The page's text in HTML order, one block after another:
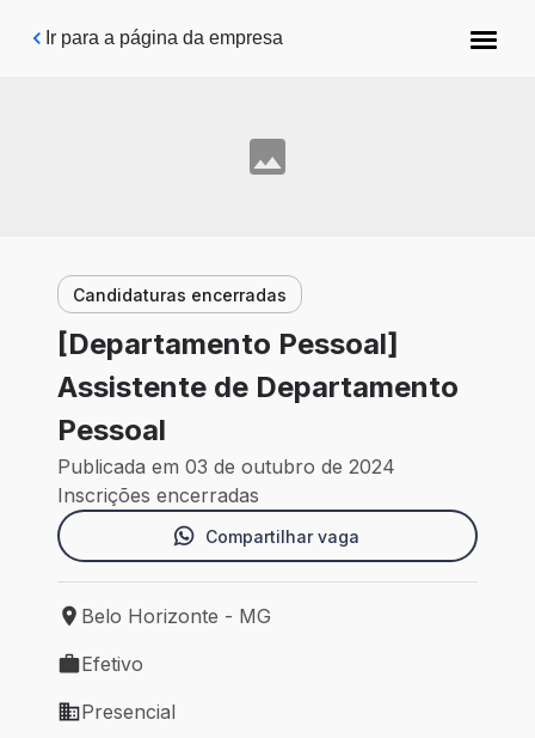
Pular para o conteúdo principal
Ir para a página da empresa
Candidaturas encerradas
[Departamento Pessoal]
Assistente de Departamento
Pessoal
Publicada em 03 de outubro de 2024
Inscrições encerradas
Compartilhar vaga
Local de trabalho: Belo Horizonte - MG
Belo Horizonte - MG
Tipo de vaga: Efetivo
Efetivo
Modelo de trabalho: Presencial
Presencial